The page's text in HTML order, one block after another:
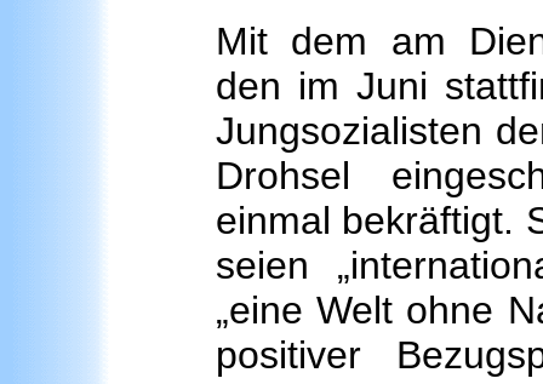
Mit dem am
den im Juni
Jungsozialisten
Drohsel
einmal bekräftigt.
seien
„eine Welt ohne
positiver